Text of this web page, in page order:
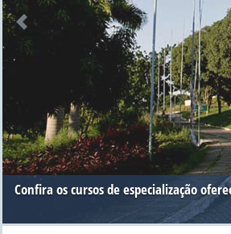
Confira os cursos de especialização